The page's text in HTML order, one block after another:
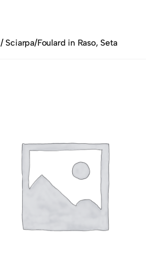
/ Sciarpa/Foulard in Raso, Seta